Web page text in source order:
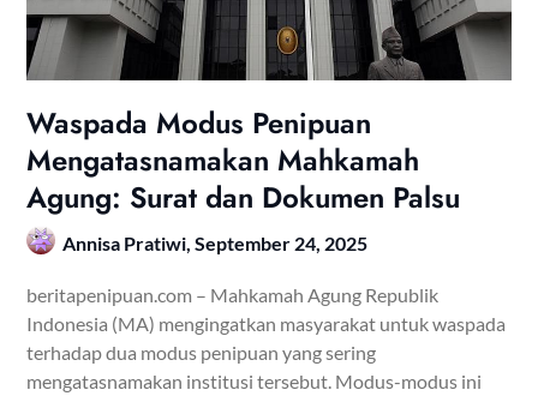
Waspada Modus Penipuan
Mengatasnamakan Mahkamah
Agung: Surat dan Dokumen Palsu
Annisa Pratiwi,September 24, 2025
beritapenipuan.com – Mahkamah Agung Republik
Indonesia (MA) mengingatkan masyarakat untuk waspada
terhadap dua modus penipuan yang sering
mengatasnamakan institusi tersebut. Modus-modus ini